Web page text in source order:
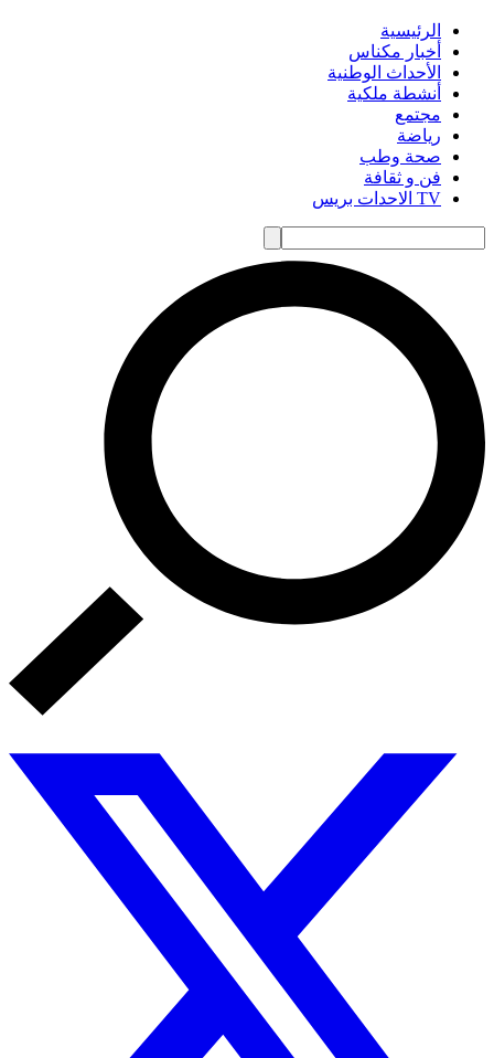
الرئيسية
أخبار مكناس
الأحداث الوطنية
أنشطة ملكية
مجتمع
رياضة
صحة وطب
فن و ثقافة
TV الاحدات بريس